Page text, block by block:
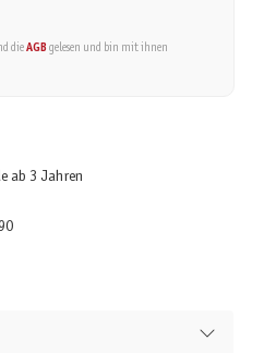
dieAGBgelesen und bin mit ihnen
ab 3 Jahren